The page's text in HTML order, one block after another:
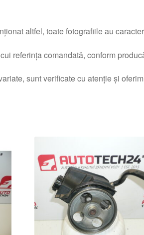
altfel, toate fotografiile au
referința comandată, conform
sunt verificate cu atenție și